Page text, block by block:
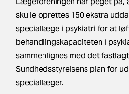
skulle oprettes 150 ekstra
speciallæge i psykiatri for at
behandlingskapaciteten i
sammenlignes med det
Sundhedsstyrelsens plan for
speciallæger.